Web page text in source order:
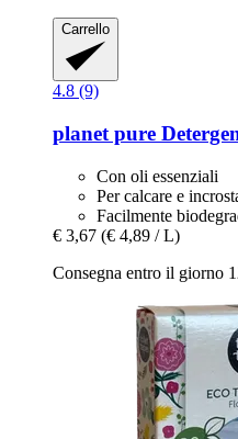
Carrello
4.8 (9)
planet pure
Con oli essenziali
Per calcare e
Facilmente
€ 3,67 (€ 4,89 / L)
Consegna entro il giorno